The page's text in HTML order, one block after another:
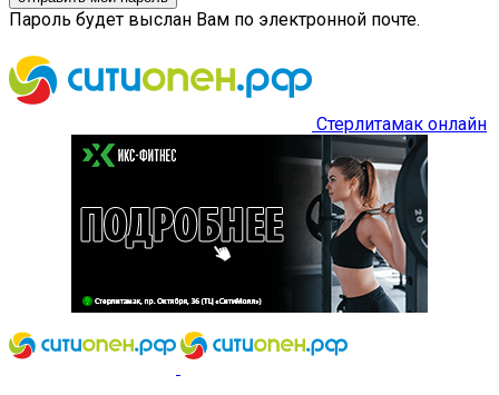
Пароль будет выслан Вам по электронной почте.
Стерлитамак онлайн